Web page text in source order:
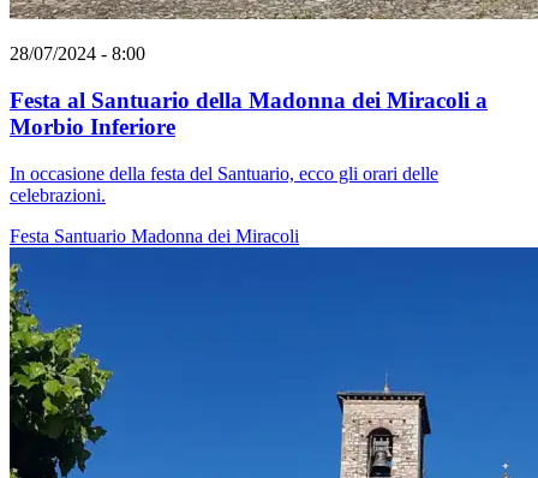
28/07/2024 - 8:00
Festa al Santuario della Madonna dei Miracoli a
Morbio Inferiore
In occasione della festa del Santuario, ecco gli orari delle
celebrazioni.
Festa Santuario Madonna dei Miracoli